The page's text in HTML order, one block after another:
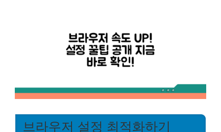
브라우저 설정 최적화하기